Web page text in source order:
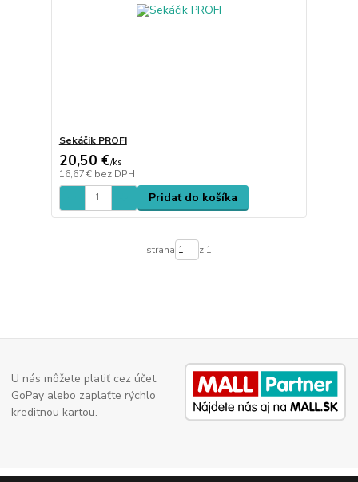
Sekáčik PROFI
20,50 €/ks
16,67 € bez DPH
Pridať do košíka
strana z 1
U nás môžete platiť cez účet
GoPay alebo zaplaťte rýchlo
kreditnou kartou.